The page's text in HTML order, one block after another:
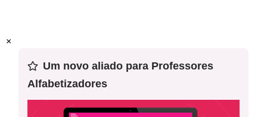
vida na cidade e no campo no presente, comparando-
os com os do passado.
Educação; Saúde; Segurança; Meio rural e urbano.
×
Um novo aliado para Professores
Alfabetizadores